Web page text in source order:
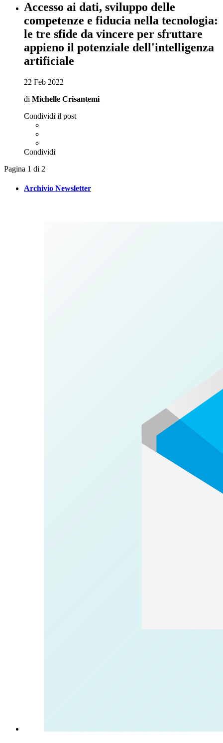
Accesso ai dati, sviluppo delle
competenze e fiducia nella tecnologia:
le tre sfide da vincere per sfruttare
appieno il potenziale dell'intelligenza
artificiale
22 Feb 2022
di Michelle Crisantemi
Condividi il post
Condividi
Pagina 1 di 2
Archivio Newsletter